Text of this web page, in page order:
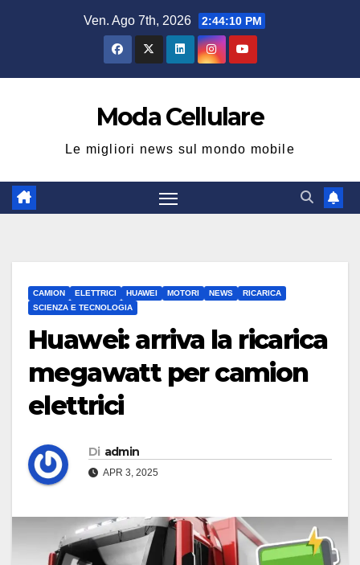
Ven. Ago 7th, 2026 2:44:10 PM
Moda Cellulare
Le migliori news sul mondo mobile
CAMION ELETTRICI HUAWEI MOTORI NEWS
RICARICA
SCIENZA E TECNOLOGIA
Huawei: arriva la ricarica
megawatt per camion
elettrici
Di admin
APR 3, 2025